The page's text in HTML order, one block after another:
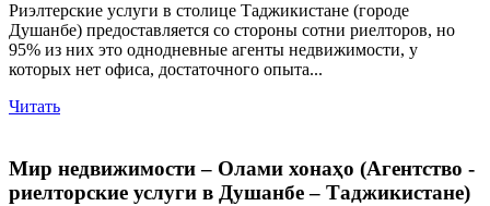
Риэлтерские услуги в столице Таджикистане (городе
Душанбе) предоставляется со стороны сотни риелторов, но
95% из них это однодневные агенты недвижимости, у
которых нет офиса, достаточного опыта...
Читать
Мир недвижимости – Олами хонаҳо (Агентство -
риелторские услуги в Душанбе – Таджикистане)